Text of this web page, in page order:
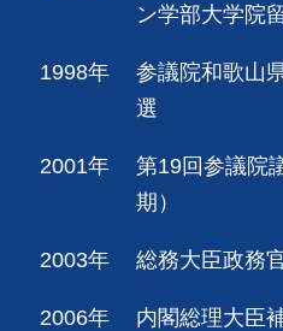
ン学部大学院
1998年
参議院和歌山
選
2001年
第19回参議院
期）
2003年 総務大臣政務
2006年
内閣総理大臣